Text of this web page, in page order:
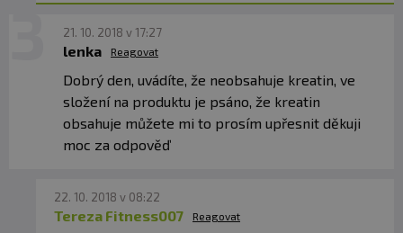
21. 10. 2018 v 17:27
lenka Reagovat
Dobrý den, uvádíte, že neobsahuje kreatin, ve
složení na produktu je psáno, že kreatin
obsahuje můžete mi to prosím upřesnit děkuji
moc za odpověď
22. 10. 2018 v 08:22
Tereza Fitness007 Reagovat